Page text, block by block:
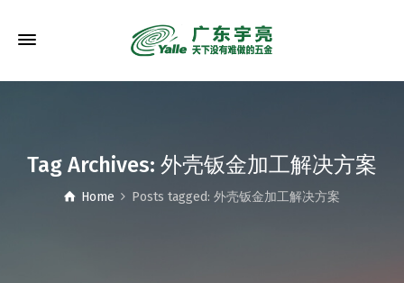
Tag Archives: 外壳钣金加工解决方案
Home Posts tagged: 外壳钣金加工解决方案